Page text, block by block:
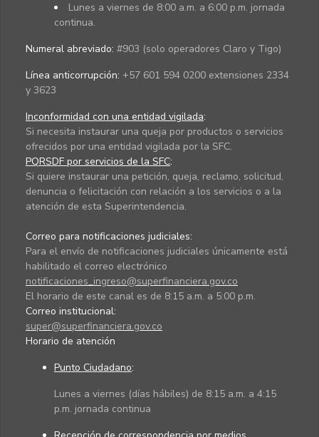
Lunes a viernes de 8:00 a.m. a 6:00 p.m. jornada
continua.
Numeral abreviado: #903 (solo operadores Claro y Tigo)
Línea anticorrupción: +57 601 594 0200 extensiones 2334
y 3623
Inconformidad con una entidad vigilada:
Si necesita instaurar una queja por productos o servicios
ofrecidos por una entidad vigilada por la SFC.
PQRSDF por servicios de la SFC:
Si quiere instaurar una petición, queja, reclamo, solicitud,
denuncia o felicitación con relación a los servicios o a la
atención de esta Superintendencia.
Correo para notificaciones judiciales:
Para el envío de notificaciones judiciales únicamente está
habilitado el correo electrónico
notificaciones_ingreso@superfinanciera.gov.co
El horario de este canal es de 8:15 a.m. a 5:00 p.m.
Correo institucional:
super@superfinanciera.gov.co
Horario de atención
Punto Ciudadano:
Lunes a viernes (días hábiles) de 8:15 a.m. a 4:15
p.m. jornada continua